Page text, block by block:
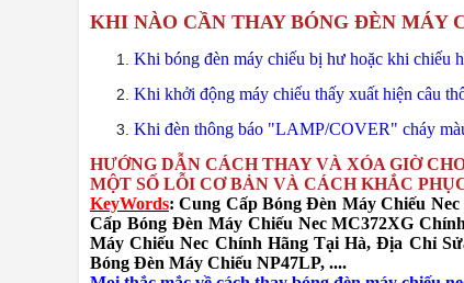
KHI NÀO CẦN THAY BÓNG ĐÈN MÁY
Khi bóng đèn máy chiếu bị hư hoặc khi chiếu
Khi khởi động máy chiếu thấy xuất hiện câu
Khi đèn thông báo "LAMP/COVER" cháy
HƯỚNG DẪN CÁCH THAY VÀ XÓA GIỜ
MỘT SỐ LỖI CƠ BẢN VÀ CÁCH KHẮC
KeyWords: Cung Cấp Bóng Đèn Máy Chiếu
Cấp Bóng Đèn Máy Chiếu NecMC372XG
Máy Chiếu Nec Chính Hãng Tại Hà, Địa Chỉ
Bóng Đèn Máy Chiếu NP47LP, ....